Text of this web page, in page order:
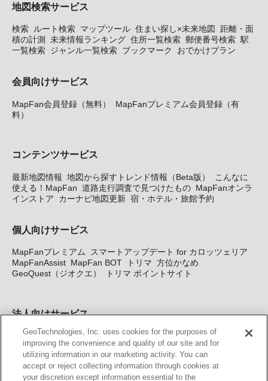
地図検索サービス
検索 ルート検索 マップツール 住まい探し×未来地図
距離・面
積の計測
未来情報ランキング 住所一覧検索 郵便番号検索 駅
一覧検索 ジャンル一覧検索 ブックマーク おでかけプラン
会員向けサービス
MapFan会員登録（無料）
MapFanプレミアム会員登録（有
料）
コンテンツサービス
最新地図情報 地図から探すトレンド情報（Beta版）
こんなに
使える！MapFan 道路走行調査で見つけたもの MapFanオンラ
インストア
カーナビ地図更新 宿・ホテル・旅館予約
個人向けサービス
MapFanプレミアム
スマートアップデート for カロッツェリア
MapFanAssist MapFan BOT トリマ 方位かなめ
GeoQuest（ジオクエ）
トリマ ポイントサイト
法人向けサービス
法人向け地図・位置情報サービス WEBサイト・システム向け地
図API Windows PC向け地図開発キット MapFan DB 住所確認
サービス
MAP WORLD+ トリマ広告 Geo-Research
GeoTechnologies, Inc. uses cookies for the purposes of
improving the convenience and quality of our site and for
utilizing information in our marketing activity. You can
accept or reject collecting information through cookies at
your discretion except information essential to the